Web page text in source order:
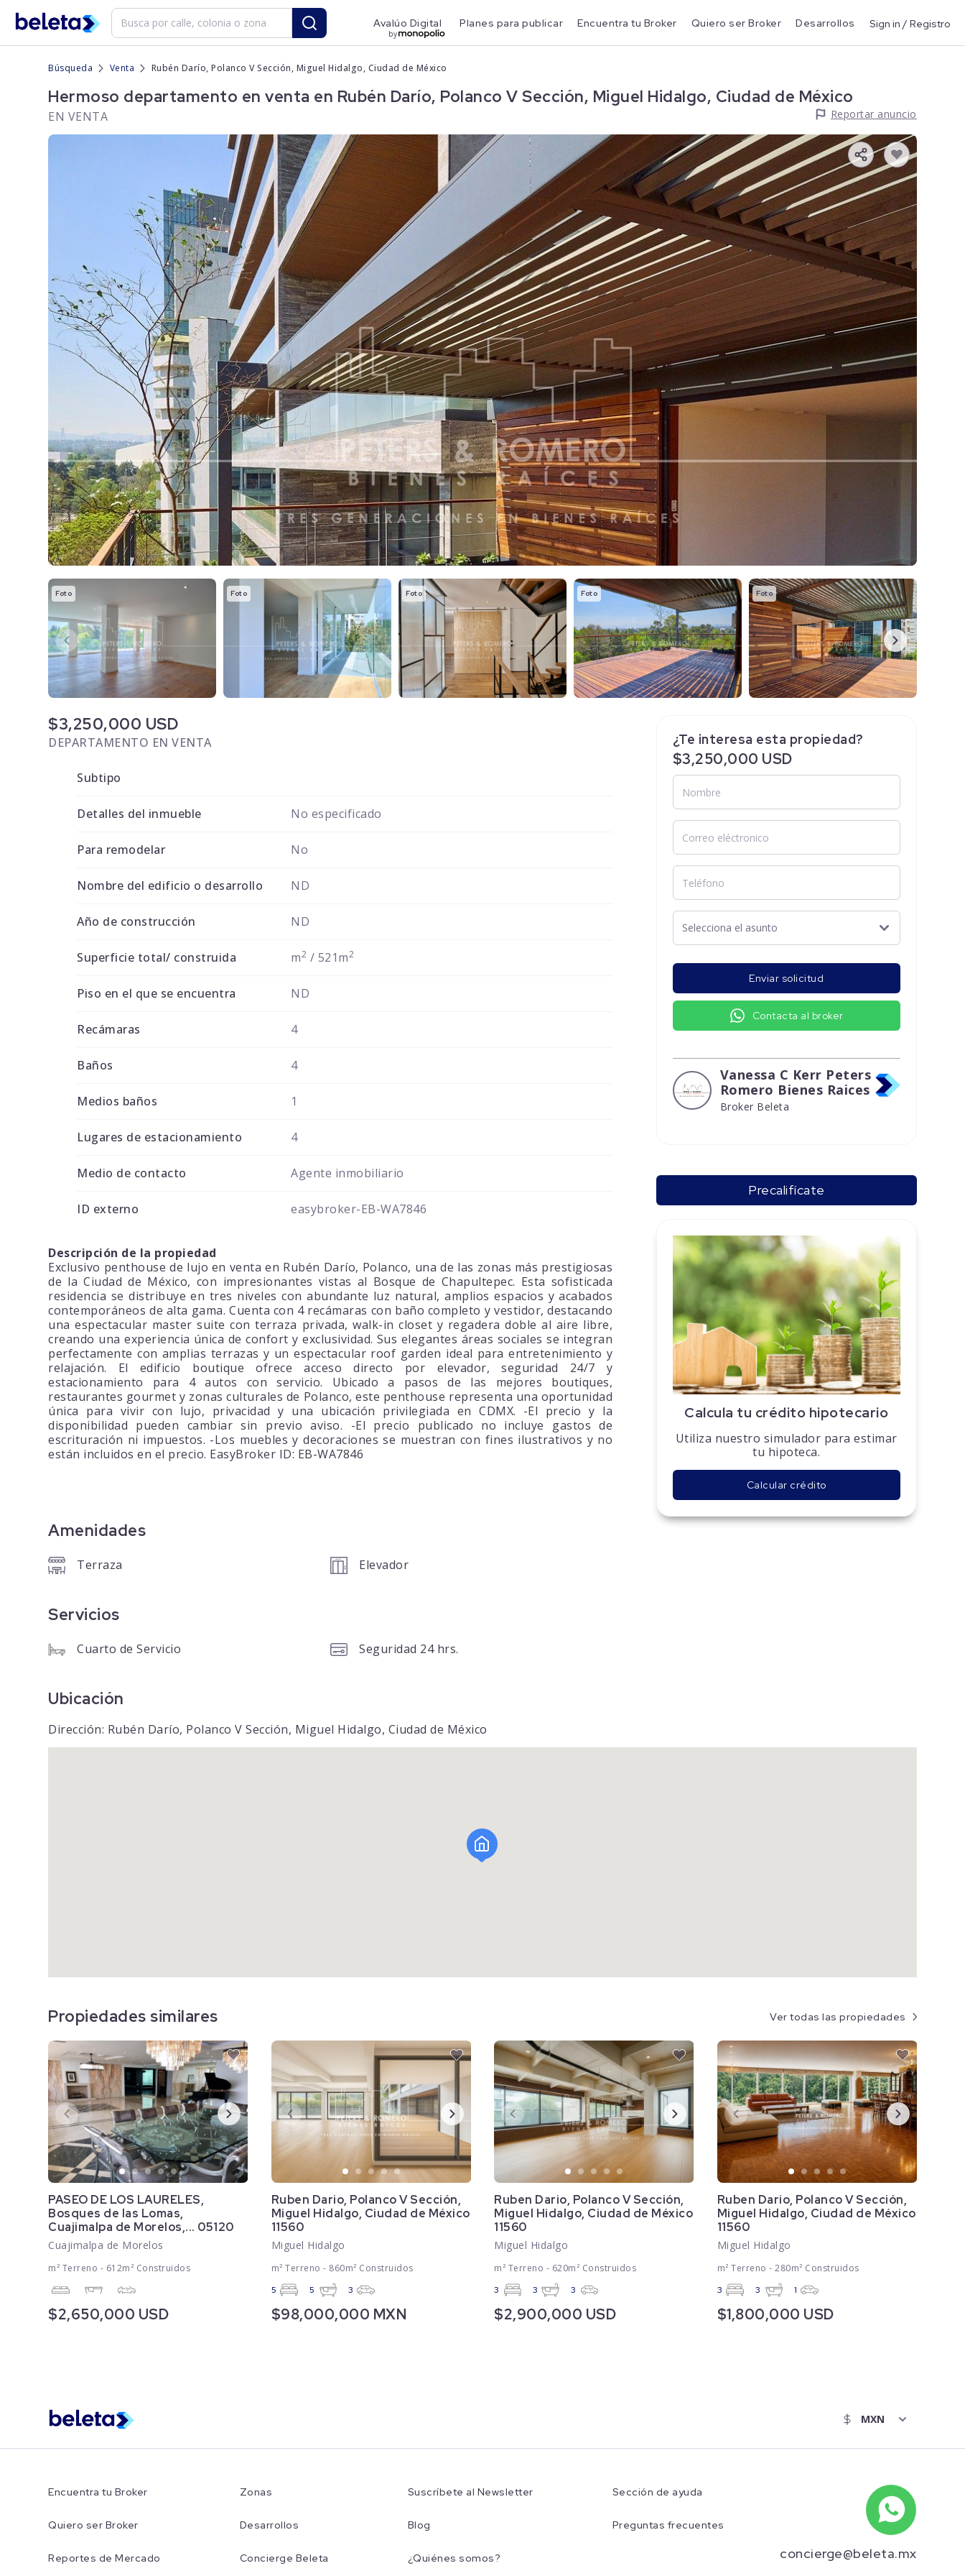
Avalúo Digital
by
Planes para publicar Encuentra tu Broker Quiero ser Broker Desarrollos Sign in / Registro
Búsqueda Venta Rubén Darío, Polanco V Sección, Miguel Hidalgo, Ciudad de México
Hermoso departamento en venta en Rubén Darío, Polanco V Sección, Miguel Hidalgo, Ciudad de México
EN VENTA Reportar anuncio
Foto Foto Foto Foto Foto
$3,250,000 USD
DEPARTAMENTO EN VENTA
Subtipo
Detalles del inmueble No especificado
Para remodelar No
Nombre del edificio o desarrollo ND
Año de construcción ND
Superficie total/ construida m2 / 521m2
Piso en el que se encuentra ND
Recámaras 4
Baños 4
Medios baños 1
Lugares de estacionamiento 4
Medio de contacto Agente inmobiliario
ID externo easybroker-EB-WA7846
Descripción de la propiedad
Exclusivo penthouse de lujo en venta en Rubén Darío, Polanco, una de las zonas más prestigiosas
de la Ciudad de México, con impresionantes vistas al Bosque de Chapultepec. Esta sofisticada
residencia se distribuye en tres niveles con abundante luz natural, amplios espacios y acabados
contemporáneos de alta gama. Cuenta con 4 recámaras con baño completo y vestidor, destacando
una espectacular master suite con terraza privada, walk-in closet y regadera doble al aire libre,
creando una experiencia única de confort y exclusividad. Sus elegantes áreas sociales se integran
perfectamente con amplias terrazas y un espectacular roof garden ideal para entretenimiento y
relajación. El edificio boutique ofrece acceso directo por elevador, seguridad 24/7 y
estacionamiento para 4 autos con servicio. Ubicado a pasos de las mejores boutiques,
restaurantes gourmet y zonas culturales de Polanco, este penthouse representa una oportunidad
única para vivir con lujo, privacidad y una ubicación privilegiada en CDMX. -El precio y la
disponibilidad pueden cambiar sin previo aviso. -El precio publicado no incluye gastos de
escrituración ni impuestos. -Los muebles y decoraciones se muestran con fines ilustrativos y no
están incluidos en el precio. EasyBroker ID: EB-WA7846
¿Te interesa esta propiedad?
$3,250,000 USD
Enviar solicitud
Contacta al broker
Vanessa C Kerr Peters
Romero Bienes Raices
Broker Beleta
Precalifícate
Calcula tu crédito hipotecario
Utiliza nuestro simulador para estimar
tu hipoteca.
Calcular crédito
Amenidades
Terraza Elevador
Servicios
Cuarto de Servicio Seguridad 24 hrs.
Ubicación
Dirección: Rubén Darío, Polanco V Sección, Miguel Hidalgo, Ciudad de México
Propiedades similares
PASEO DE LOS LAURELES,
Bosques de las Lomas,
Cuajimalpa de Morelos,... 05120
Cuajimalpa de Morelos
m² Terreno - 612m² Construidos
$2,650,000 USD
Ruben Dario, Polanco V Sección,
Miguel Hidalgo, Ciudad de México
11560
Miguel Hidalgo
m² Terreno - 860m² Construidos
5 5 3
$98,000,000 MXN
Ruben Dario, Polanco V Sección,
Miguel Hidalgo, Ciudad de México
11560
Miguel Hidalgo
m² Terreno - 620m² Construidos
3 3 3
$2,900,000 USD
Ruben Dario, Polanco V Sección,
Miguel Hidalgo, Ciudad de México
11560
Miguel Hidalgo
m² Terreno - 280m² Construidos
3 3 1
$1,800,000 USD
Ver todas las propiedades
Encuentra tu Broker
Quiero ser Broker
Reportes de Mercado
Zonas
Desarrollos
Concierge Beleta
Suscríbete al Newsletter
Blog
¿Quiénes somos?
Sección de ayuda
Preguntas frecuentes
concierge@beleta.mx